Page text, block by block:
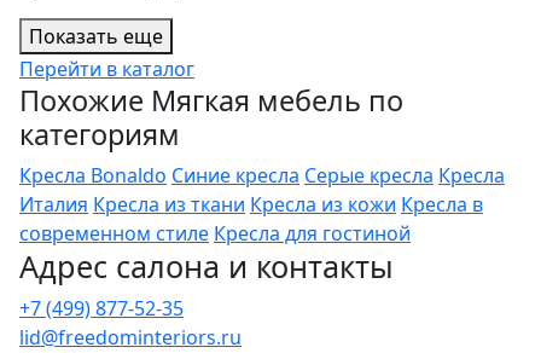
Показать еще
Перейти в каталог
Похожие Мягкая мебель по
категориям
Кресла Bonaldo Синие кресла Серые кресла Кресла
Италия Кресла из ткани Кресла из кожи Кресла в
современном стиле Кресла для гостиной
Адрес салона и контакты
+7 (499) 877-52-35
lid@freedominteriors.ru